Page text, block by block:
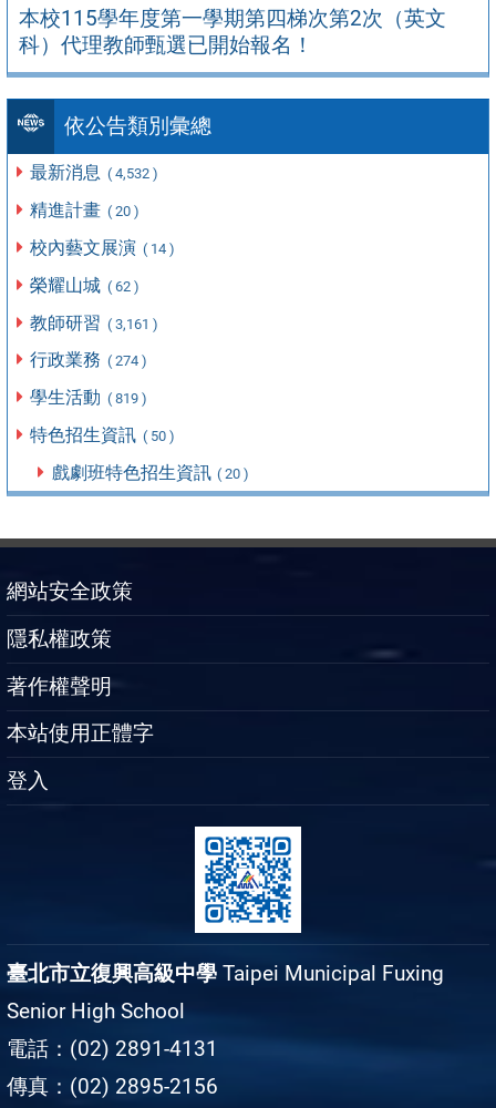
本校115學年度第一學期第四梯次第2次（英文
科）代理教師甄選已開始報名！
依公告類別彙總
最新消息 ( 4,532 )
精進計畫 ( 20 )
校內藝文展演 ( 14 )
榮耀山城 ( 62 )
教師研習 ( 3,161 )
行政業務 ( 274 )
學生活動 ( 819 )
特色招生資訊 ( 50 )
戲劇班特色招生資訊 ( 20 )
網站安全政策
隱私權政策
著作權聲明
本站使用正體字
登入
臺北市立復興高級中學 Taipei Municipal Fuxing
Senior High School
電話：(02) 2891-4131
傳真：(02) 2895-2156